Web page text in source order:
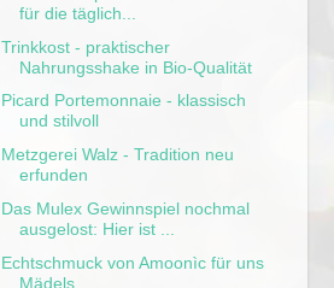
für die täglich...
Trinkkost - praktischer
Nahrungsshake in Bio-Qualität
Picard Portemonnaie - klassisch
und stilvoll
Metzgerei Walz - Tradition neu
erfunden
Das Mulex Gewinnspiel nochmal
ausgelost: Hier ist ...
Echtschmuck von Amoonìc für uns
Mädels